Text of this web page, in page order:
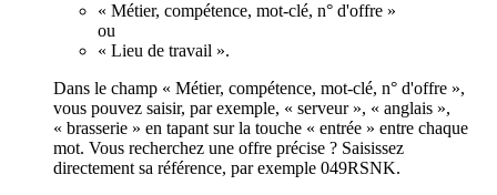
« Métier, compétence, mot-clé, n° d'offre »
ou
« Lieu de travail ».
Dans le champ « Métier, compétence, mot-clé, n° d'offre »,
vous pouvez saisir, par exemple, « serveur », « anglais »,
« brasserie » en tapant sur la touche « entrée » entre chaque
mot. Vous recherchez une offre précise ? Saisissez
directement sa référence, par exemple 049RSNK.